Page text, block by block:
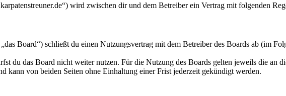
wird zwischen dir und dem Betreiber ein Vertrag mit folgenden
Board“) schließt du einen Nutzungsvertrag mit dem Betreiber des Boards ab (im
du das Board nicht weiter nutzen. Für die Nutzung des Boards gelten jeweils die an
kann von beiden Seiten ohne Einhaltung einer Frist jederzeit gekündigt werden.